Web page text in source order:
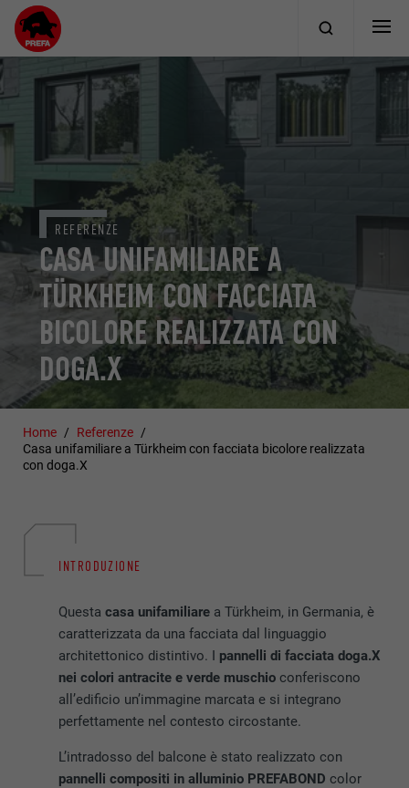
CASA UNIFAMILIARE A
TÜRKHEIM CON FACCIATA
BICOLORE REALIZZATA CON
DOGA.X
REFERENZE
Home
Referenze
Casa unifamiliare a Türkheim con facciata bicolore realizzata
con doga.X
INTRODUZIONE
Questacasa unifamiliare a Türkheim, in Germania, è
caratterizzata da una facciata dal linguaggio
architettonico distintivo. I pannelli di facciata doga.X
nei colori antracite e verde muschio conferiscono
all’edificio un’immagine marcata e si integrano
perfettamente nel contesto circostante.
L’intradosso del balcone è stato realizzato con
pannelli compositi in alluminio PREFABOND color